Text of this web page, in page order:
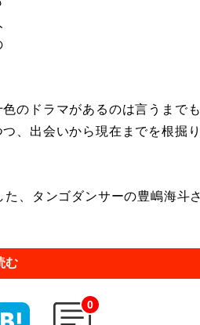
のドラマがあるのは言うまで
、出会いから現在までを根掘
、タンゴダンサーの豊嶋海斗
む
0